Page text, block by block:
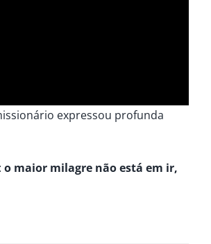
expressou profunda
o maior milagre não está em ir,